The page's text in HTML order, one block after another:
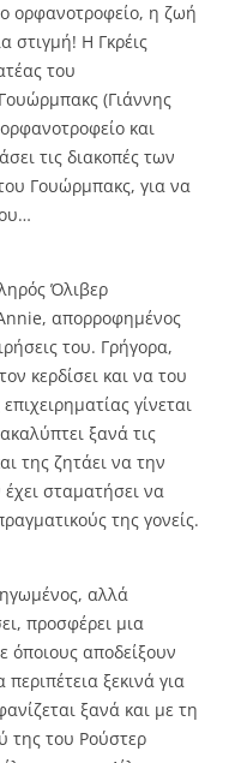
ορφανοτροφείο, η ζωή
στιγμή! Η Γκρέις
του
(Γιάννης
και
τις διακοπές των
Γουώρμπακς, για να
Όλιβερ
απορροφημένος
του. Γρήγορα,
κερδίσει και να του
γίνεται
ξανά τις
της ζητάει να την
σταματήσει να
της γονείς.
αλλά
προσφέρει μια
όποιους αποδείξουν
περιπέτεια ξεκινά για
ξανά και με τη
της του Ρούστερ